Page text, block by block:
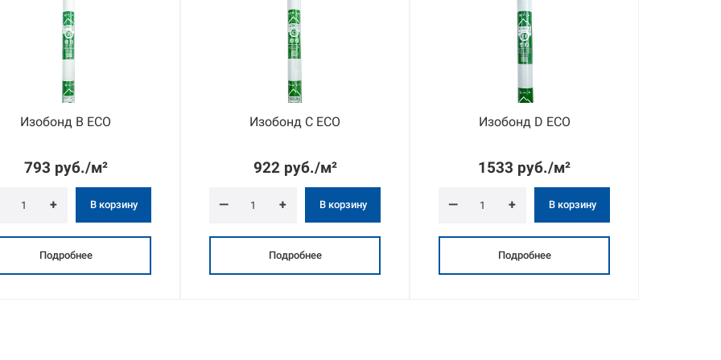
Изобонд B ECO
793 руб./м²
+ В корзину
Подробнее
Изобонд C ECO
922 руб./м²
— + В корзину
Подробнее
Изобонд D ECO
1533 руб./м²
— + В корзину
Подробнее